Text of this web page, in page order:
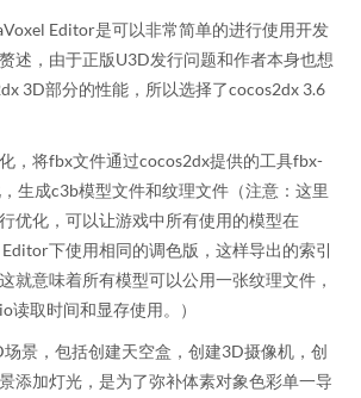
Editor是可以非常简单的进行使用开发
述，由于正版U3D发行问题和作者本身也想
3D部分的性能，所以选择了cocos2dx 3.6
，将fbx文件通过cocos2dx提供的工具fbx-
生成c3b模型文件和纹理文件（注意：这里
优化，可以让游戏中所有使用的模型在
下使用相同的调色版，这样导出的索引
就意味着所有模型可以公用一张纹理文件，
读取时间和显存使用。）
景，包括创建天空盒，创建3D摄像机，创
添加灯光，是为了弥补体素对象色彩单一导